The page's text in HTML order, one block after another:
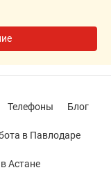
Телефоны Блог
в Павлодаре
Астане